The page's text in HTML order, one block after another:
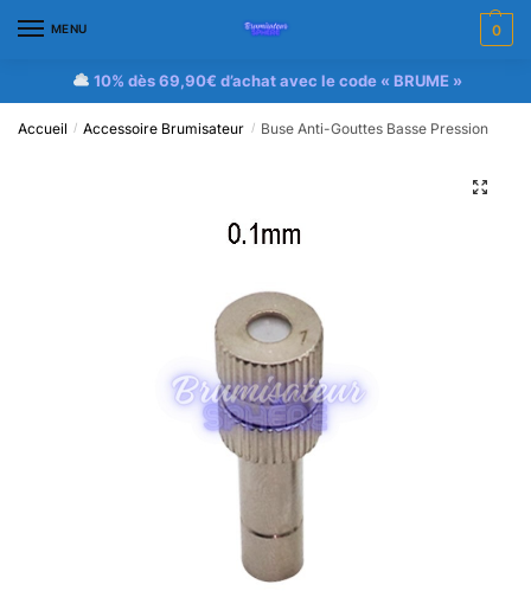
MENU 0
10% dès 69,90€ d’achat avec le code « BRUME »
Accueil / Accessoire Brumisateur / Buse Anti-Gouttes Basse Pression